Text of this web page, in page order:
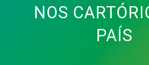
NOS
PAÍS